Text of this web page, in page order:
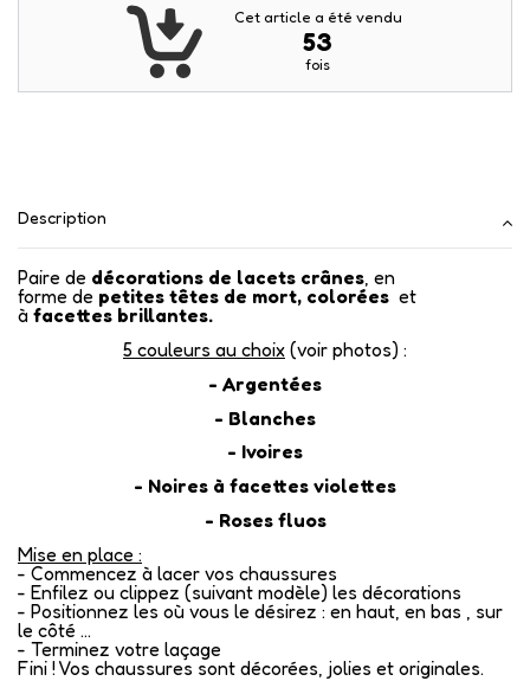
Cet article a été vendu
53
fois
Description
Paire de décorations de lacets crânes, en
forme de petites têtes de mort, colorées et
à facettes brillantes.
5 couleurs au choix (voir photos) :
- Argentées
- Blanches
- Ivoires
- Noires à facettes violettes
- Roses fluos
Mise en place :
- Commencez à lacer vos chaussures
- Enfilez ou clippez (suivant modèle) les décorations
- Positionnez les où vous le désirez : en haut, en bas , sur
le côté ...
- Terminez votre laçage
Fini ! Vos chaussures sont décorées, jolies et originales.